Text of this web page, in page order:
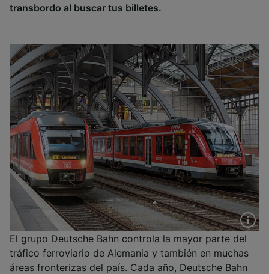
transbordo al buscar tus billetes.
El grupo Deutsche Bahn controla la mayor parte del
tráfico ferroviario de Alemania y también en muchas
áreas fronterizas del país. Cada año, Deutsche Bahn